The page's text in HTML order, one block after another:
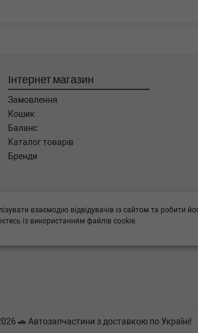
Інтернет магазин
Замовлення
Кошик
Баланс
Каталог товарів
Бренди
🚗 Автозапчастини з доставкою по Україні!
взаємодію відвідувачів із сайтом та робити
із використанням файлів cookie.